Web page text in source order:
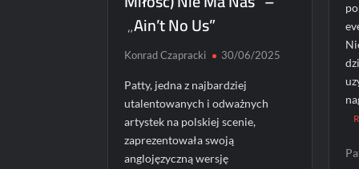
„Ain’t No Us”
Konrad Czapracki 30/06/2025
Patty, jedna z najbardziej
utalentowanych i odważnych
artystek na polskiej scenie,
zaprezentowała swoją
anglojęzyczną wersję